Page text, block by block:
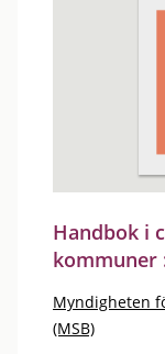
Handbok i
kommuner
Myndigheten
(MSB)